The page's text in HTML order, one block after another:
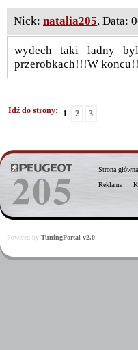
Nick: natalia205, Data:
wydech taki ladny
przerobkach!!!W
Idź do strony: 1 2 3
Strona główna
Reklama
Powered by TuningPortal v2.0